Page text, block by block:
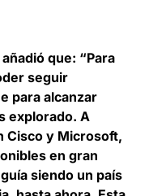
añadió que: “Para
seguir
para alcanzar
explorado. A
Cisco y Microsoft,
en gran
siendo un país